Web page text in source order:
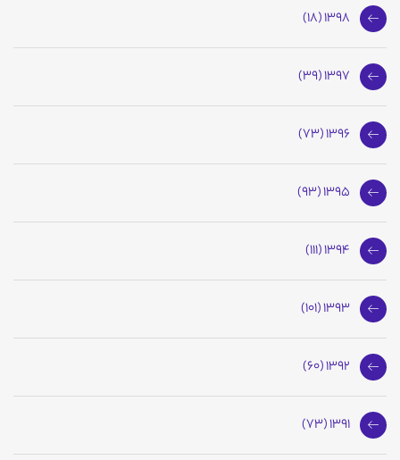
1398 (18)
1397 (39)
1396 (73)
1395 (93)
1394 (111)
1393 (101)
1392 (60)
1391 (73)